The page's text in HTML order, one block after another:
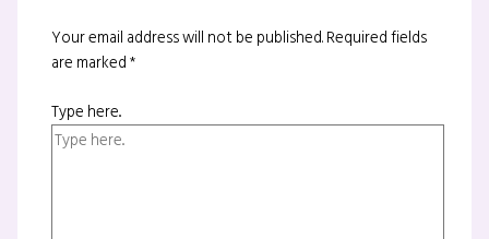
Your email address will not be published.Required fields
are marked*
Type here..